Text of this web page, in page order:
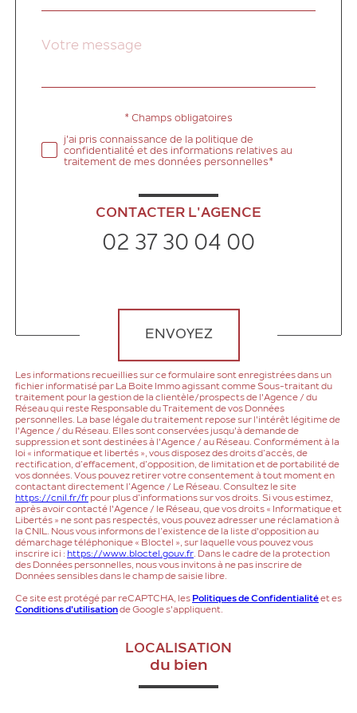
Fieldset
Message
Validation* Champs obligatoires
j'ai pris connaissance de la politique de
confidentialité et des informations relatives au
traitement de mes données personnelles*
CONTACTER L'AGENCE
02 37 30 04 00
ENVOYEZ
Les informations recueillies sur ce formulaire sont enregistrées dans un
fichier informatisé par La Boite Immo agissant comme Sous-traitant du
traitement pour la gestion de la clientèle/prospects de l'Agence / du
Réseau qui reste Responsable du Traitement de vos Données
personnelles. La base légale du traitement repose sur l'intérêt légitime de
l'Agence / du Réseau. Elles sont conservées jusqu'à demande de
suppression et sont destinées à l'Agence / au Réseau. Conformément à la
loi « informatique et libertés », vous disposez des droits d’accès, de
rectification, d’effacement, d’opposition, de limitation et de portabilité de
vos données. Vous pouvez retirer votre consentement à tout moment en
contactant directement l’Agence / Le Réseau. Consultez le site
https://cnil.fr/fr pour plus d’informations sur vos droits. Si vous estimez,
après avoir contacté l'Agence / le Réseau, que vos droits « Informatique et
Libertés » ne sont pas respectés, vous pouvez adresser une réclamation à
la CNIL. Nous vous informons de l’existence de la liste d'opposition au
démarchage téléphonique « Bloctel », sur laquelle vous pouvez vous
inscrire ici : https://www.bloctel.gouv.fr. Dans le cadre de la protection
des Données personnelles, nous vous invitons à ne pas inscrire de
Données sensibles dans le champ de saisie libre.
Ce site est protégé par reCAPTCHA, les Politiques de Confidentialitéet es
Conditions d'utilisationde Google s'appliquent.
LOCALISATION
du bien